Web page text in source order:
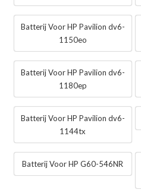
Batterij Voor HP Pavilion dv6-
1150eo
Batterij Voor HP Pavilion dv6-
1180ep
Batterij Voor HP Pavilion dv6-
1144tx
Batterij Voor HP G60-546NR